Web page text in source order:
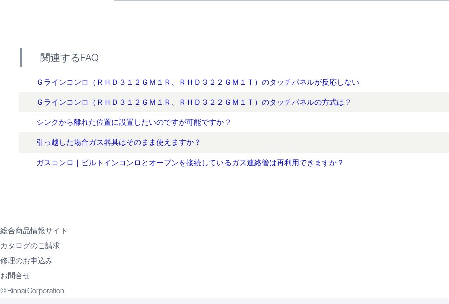
関連するFAQ
Ｇラインコンロ（ＲＨＤ３１２ＧＭ１Ｒ、ＲＨＤ３２２ＧＭ１Ｔ）のタッチパネルが反応しない
Ｇラインコンロ（ＲＨＤ３１２ＧＭ１Ｒ、ＲＨＤ３２２ＧＭ１Ｔ）のタッチパネルの方式は？
シンクから離れた位置に設置したいのですが可能ですか？
引っ越した場合ガス器具はそのまま使えますか？
ガスコンロ｜ビルトインコンロとオーブンを接続しているガス連絡管は再利用できますか？
総合商品情報サイト
カタログのご請求
修理のお申込み
お問合せ
© Rinnai Corporation.